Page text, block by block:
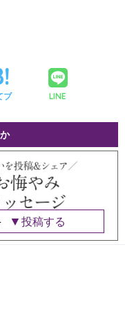
ブ LINE
投稿する